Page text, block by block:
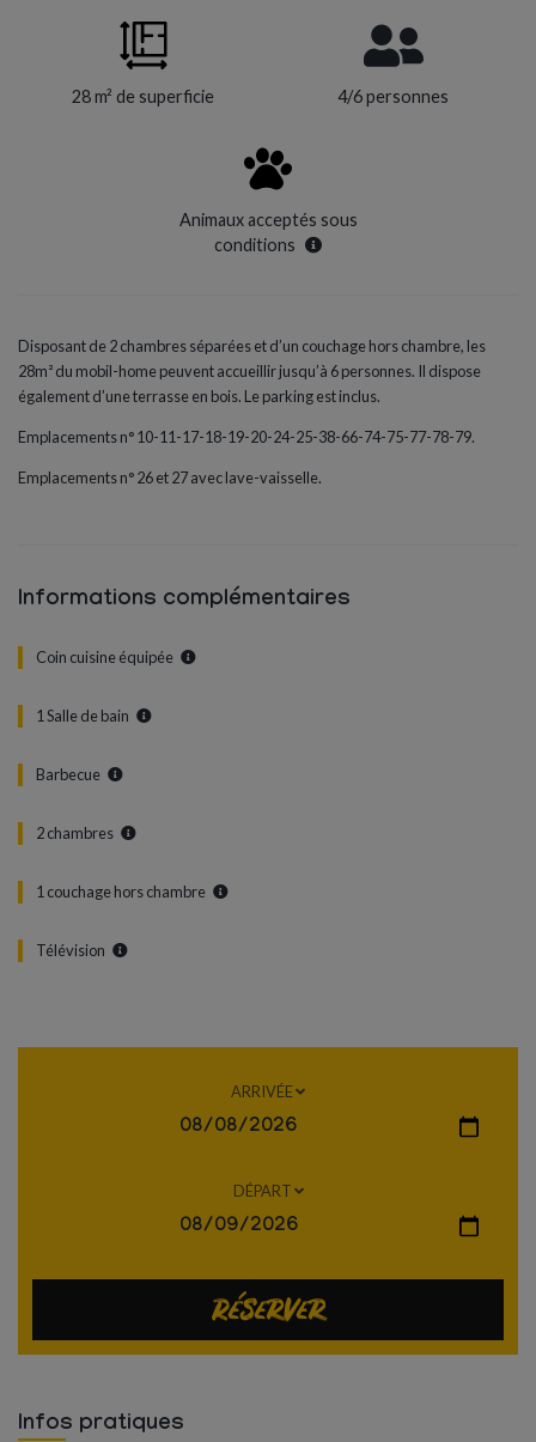
28 m² de superficie 4/6 personnes
Animaux acceptés sous
conditions
Disposant de 2 chambres séparées et d’un couchage hors chambre, les
28m² du mobil-home peuvent accueillir jusqu’à 6 personnes. Il dispose
également d’une terrasse en bois. Le parking est inclus.
Emplacements n° 10-11-17-18-19-20-24-25-38-66-74-75-77-78-79.
Emplacements n° 26 et 27 avec lave-vaisselle.
Informations complémentaires
Coin cuisine équipée
1 Salle de bain
Barbecue
2 chambres
1 couchage hors chambre
Télévision
ARRIVÉE
DÉPART
Réserver
Infos pratiques